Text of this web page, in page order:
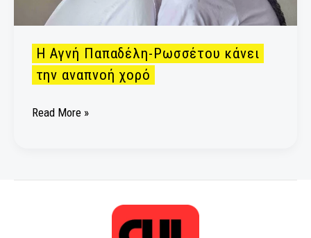
Η Αγνή Παπαδέλη-Ρωσσέτου κάνει
την αναπνοή χορό
Read More »